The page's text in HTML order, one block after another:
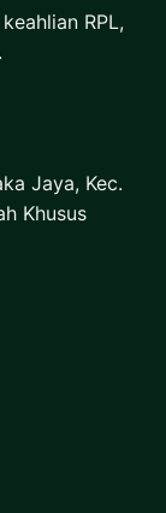
RPL,
Jaya, Kec.
Khusus